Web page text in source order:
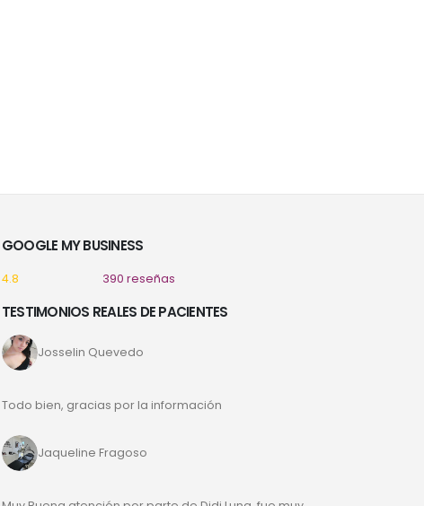
GOOGLE MY BUSINESS
4.8 390 reseñas
TESTIMONIOS REALES DE PACIENTES
Josselin Quevedo
Todo bien, gracias por la información
Jaqueline Fragoso